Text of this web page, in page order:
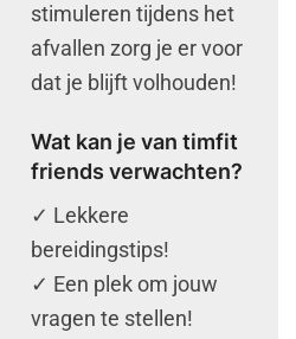
stimuleren tijdens het
afvallen zorg je er voor
dat je blijft volhouden!
Wat kan je van timfit
friends verwachten?
✓ Lekkere
bereidingstips!
✓ Een plek om jouw
vragen te stellen!